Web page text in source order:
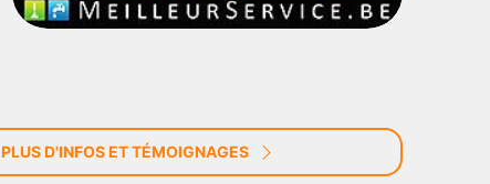
PLUS D'INFOS ET TÉMOIGNAGES